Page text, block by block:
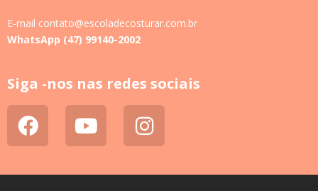
E-mail contato@escoladecosturar.com.br
WhatsApp (47) 99140-2002
Siga -nos nas redes sociais